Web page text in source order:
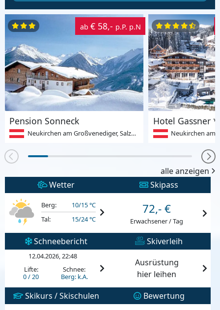
ab € 58,- p.P. p.N
Pension Sonneck
Neukirchen am Großvenediger, Salzburger Land, Österreich
Hotel Gassner
Neukirchen am
alle anzeigen
Wetter
Berg:
10/15 °C
Tal:
15/24 °C
Skipass
72,- €
Erwachsener / Tag
Schneebericht
12.04.2026, 22:48
Lifte:
0 / 20
Schnee:
Berg: k.A.
Skiverleih
Ausrüstung
hier leihen
Skikurs / Skischulen
Bewertung